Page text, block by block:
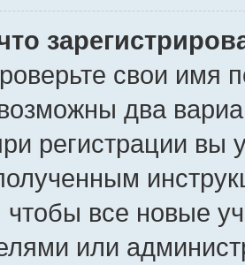
свои имя
два
регистрации вы
чтобы все новые
или